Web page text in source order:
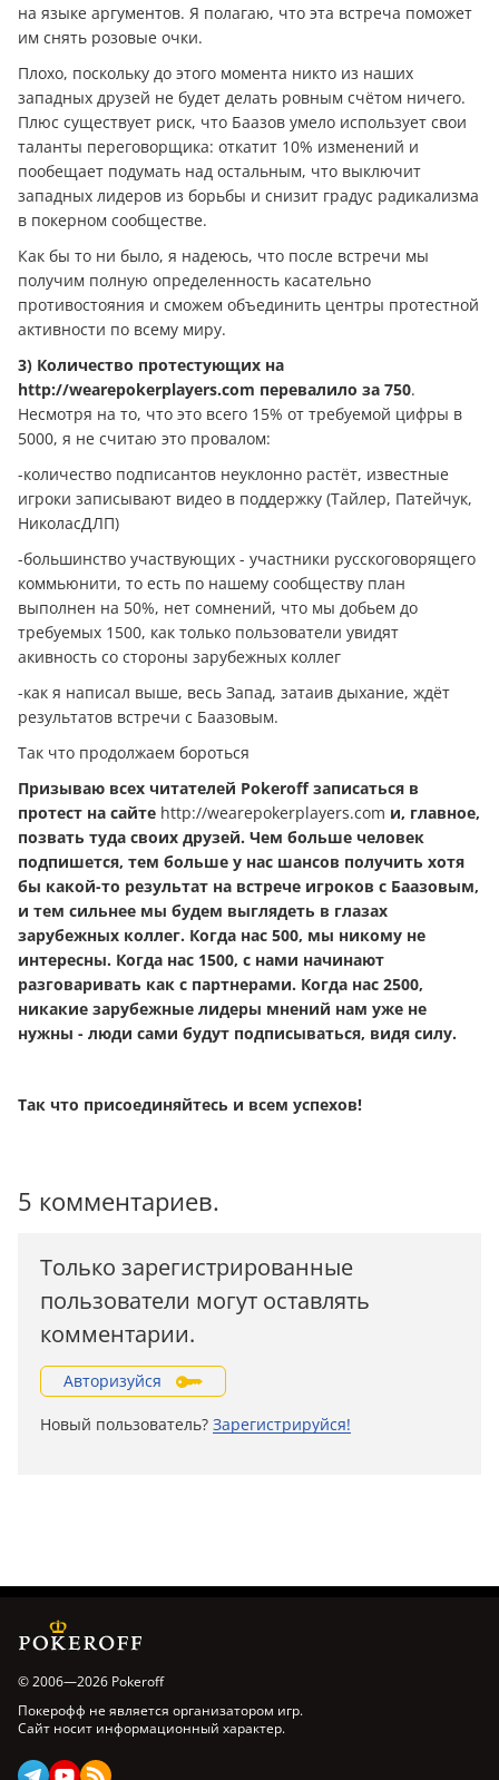
на языке аргументов. Я полагаю, что эта встреча поможет
им снять розовые очки.
Плохо, поскольку до этого момента никто из наших
западных друзей не будет делать ровным счётом ничего.
Плюс существует риск, что Баазов умело использует свои
таланты переговорщика: откатит 10% изменений и
пообещает подумать над остальным, что выключит
западных лидеров из борьбы и снизит градус радикализма
в покерном сообществе.
Как бы то ни было, я надеюсь, что после встречи мы
получим полную определенность касательно
противостояния и сможем объединить центры протестной
активности по всему миру.
3) Количество протестующих на
http://wearepokerplayers.com перевалило за 750.
Несмотря на то, что это всего 15% от требуемой цифры в
5000, я не считаю это провалом:
-количество подписантов неуклонно растёт, известные
игроки записывают видео в поддержку (Тайлер, Патейчук,
НиколасДЛП)
-большинство участвующих - участники русскоговорящего
коммьюнити, то есть по нашему сообществу план
выполнен на 50%, нет сомнений, что мы добьем до
требуемых 1500, как только пользователи увидят
акивность со стороны зарубежных коллег
-как я написал выше, весь Запад, затаив дыхание, ждёт
результатов встречи с Баазовым.
Так что продолжаем бороться
Призываю всех читателей Pokeroff записаться в
протест на сайте http://wearepokerplayers.com и, главное,
позвать туда своих друзей. Чем больше человек
подпишется, тем больше у нас шансов получить хотя
бы какой-то результат на встрече игроков с Баазовым,
и тем сильнее мы будем выглядеть в глазах
зарубежных коллег. Когда нас 500, мы никому не
интересны. Когда нас 1500, с нами начинают
разговаривать как с партнерами. Когда нас 2500,
никакие зарубежные лидеры мнений нам уже не
нужны - люди сами будут подписываться, видя силу.
Так что присоединяйтесь и всем успехов!
5 комментариев.
Только зарегистрированные
пользователи могут оставлять
комментарии.
Авторизуйся
Новый пользователь? Зарегистрируйся!
© 2006—2026 Pokeroff
Покерофф не является организатором игр.
Сайт носит информационный характер.